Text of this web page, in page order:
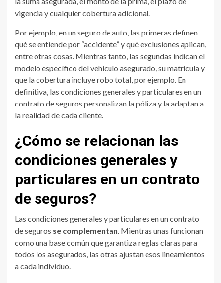
vigencia y cualquier cobertura adicional.
Por ejemplo, en unseguro de auto, las primeras definen
qué se entiende por “accidente” y qué exclusiones aplican,
entre otras cosas. Mientras tanto, las segundas indican el
modelo específico del vehículo asegurado, su matrícula y
que la cobertura incluye robo total, por ejemplo. En
definitiva, las condiciones generales y particulares en un
contrato de seguros personalizan la póliza y la adaptan a
la realidad de cada cliente.
¿Cómo se relacionan las
condiciones generales y
particulares en un contrato
de seguros?
Las condiciones generales y particulares en un contrato
de seguros se complementan. Mientras unas funcionan
como una base común que garantiza reglas claras para
todos los asegurados, las otras ajustan esos lineamientos
a cada individuo.